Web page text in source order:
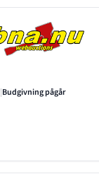
|Budgivning pågår